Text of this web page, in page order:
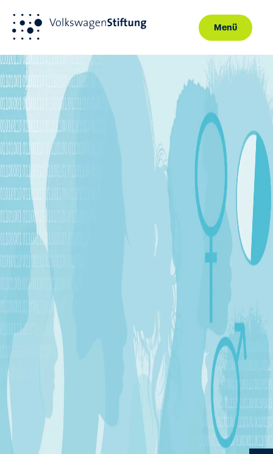
Direkt zum Inhalt
Menü